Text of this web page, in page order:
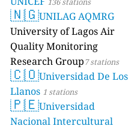
🇳🇬UNILAG AQMRG
University of Lagos Air
Quality Monitoring
Research Group7 stations
🇨🇴Universidad De Los
Llanos 1 stations
🇵🇪Universidad
Nacional Intercultural